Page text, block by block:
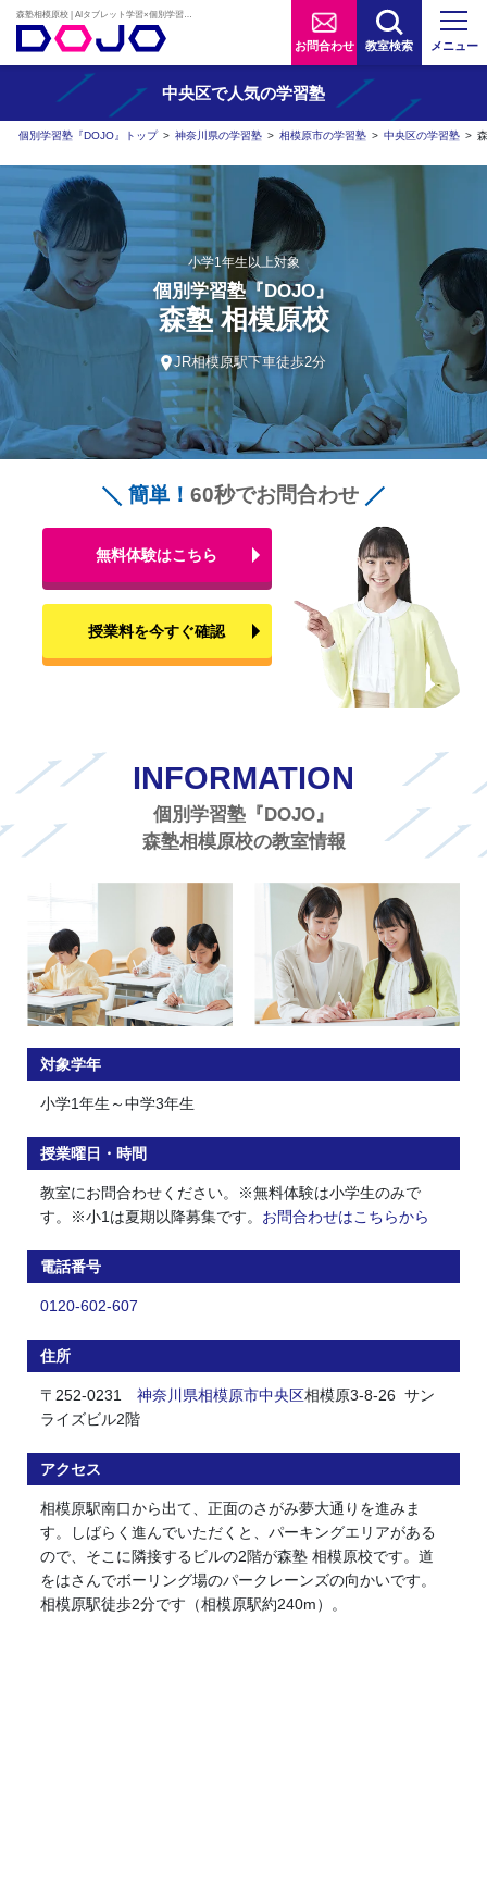
お問合わせ 教室検索 メニュー
中央区で人気の学習塾
個別学習塾『DOJO』トップ > 神奈川県の学習塾 > 相模原市の学習塾 > 中央区の学習塾 >
小学1年生以上対象
個別学習塾『DOJO』
森塾 相模原校
JR相模原駅下車徒歩2分
簡単！ 60秒でお問合わせ
無料体験はこちら
授業料を今すぐ確認
INFORMATION
個別学習塾『DOJO』
森塾相模原校の教室情報
対象学年
小学1年生～中学3年生
授業曜日・時間
教室にお問合わせください。※無料体験は小学生のみで
す。※小1は夏期以降募集です。 お問合わせはこちらから
電話番号
0120-602-607
住所
〒252-0231 神奈川県相模原市中央区相模原3-8-26 サン
ライズビル2階
アクセス
相模原駅南口から出て、正面のさがみ夢大通りを進みま
す。しばらく進んでいただくと、パーキングエリアがある
ので、そこに隣接するビルの2階が森塾 相模原校です。道
をはさんでボーリング場のパークレーンズの向かいです。
相模原駅徒歩2分です（相模原駅約240m）。